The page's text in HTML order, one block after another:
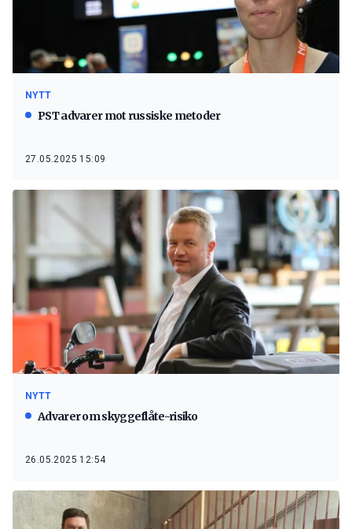
NYTT
PST advarer mot russiske metoder
27.05.2025 15:09
NYTT
Advarer om skyggeflåte-risiko
26.05.2025 12:54